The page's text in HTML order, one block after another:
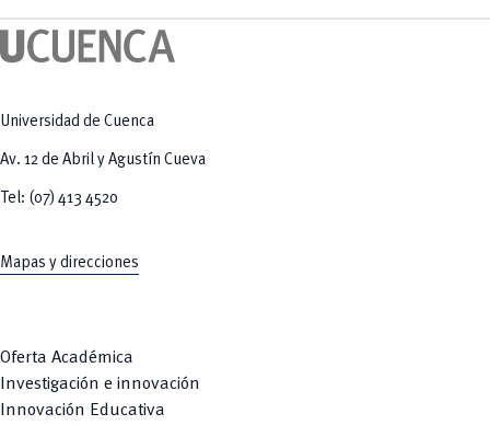
Universidad de Cuenca
Av. 12 de Abril y Agustín Cueva
Tel: (07) 413 4520
Mapas y direcciones
Oferta Académica
Investigación e innovación
Innovación Educativa